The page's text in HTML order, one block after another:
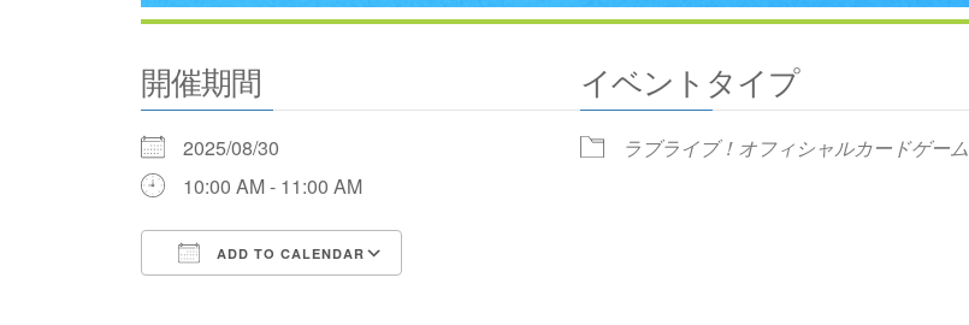
開催期間
2025/08/30
10:00 AM - 11:00 AM
ADD TO CALENDAR
イベントタイプ
ラブライブ！オフィシャルカードゲーム